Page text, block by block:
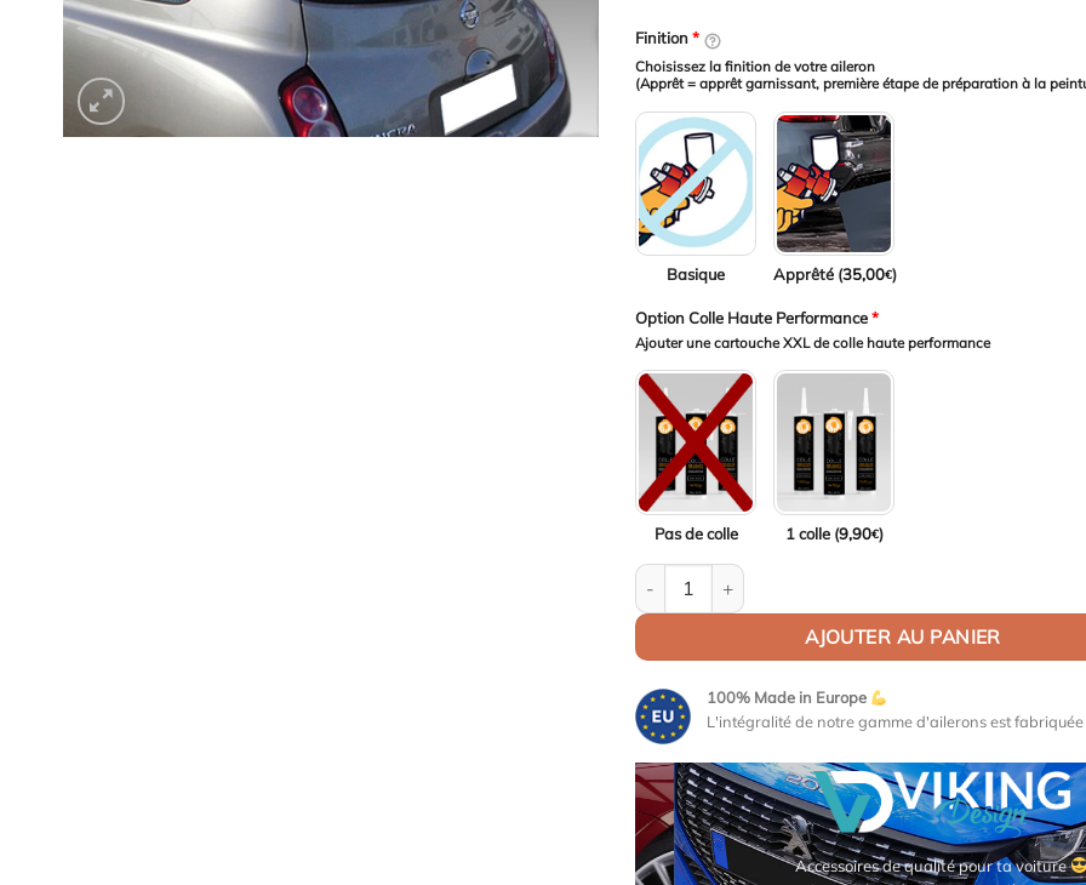
Finition*
Choisissez la finition de votre aileron
(Apprêt = apprêt garnissant, première étape de préparation à la
Basique Apprêté (35,00€)
Option Colle Haute Performance*
Ajouter une cartouche XXL de colle haute performance
Pas de colle 1 colle (9,90€)
quantité de Aileron / Becquet Nismo pour Nissan
AJOUTER AU PANIER
100% Made in Europe
L'intégralité de notre gamme d'ailerons est fabriquée
Maquettes de moteurs Premium